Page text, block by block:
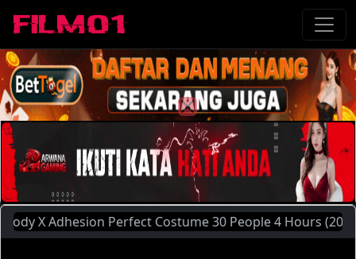
X Adhesion Perfect Costume 30 People 4 Hours